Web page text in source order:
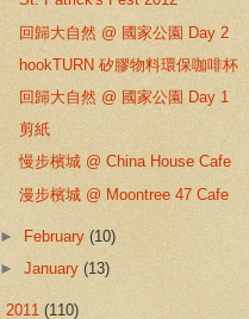
回歸大自然 @ 國家公園 Day 2
hookTURN 矽膠物料環保咖啡杯
回歸大自然 @ 國家公園 Day 1
剪紙
慢步檳城 @ China House Cafe
漫步檳城 @ Moontree 47 Cafe
► February(10)
►January(13)
2011 (110)